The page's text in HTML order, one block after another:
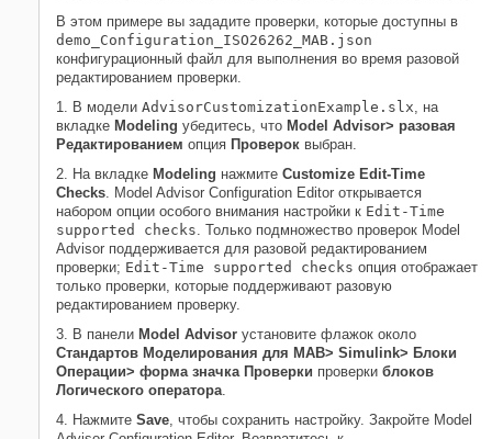
В этом примере вы зададите проверки, которые доступны в
demo_Configuration_ISO26262_MAB.json
конфигурационный файл для выполнения во время разовой
редактированием проверки.
1. В модели AdvisorCustomizationExample.slx , на
вкладке Modeling убедитесь, что Model Advisor> разовая
Редактированием опция Проверок выбран.
2. На вкладке Modeling нажмите Customize Edit-Time
Checks . Model Advisor Configuration Editor открывается
набором опции особого внимания настройки к Edit-Time
supported checks . Только подмножество проверок Model
Advisor поддерживается для разовой редактированием
проверки; Edit-Time supported checks опция отображает
только проверки, которые поддерживают разовую
редактированием проверку.
3. В панели Model Advisor установите флажок около
Стандартов Моделирования для MAB> Simulink> Блоки
Операции> форма значка Проверки проверки блоков
Логического оператора
4. Нажмите Save , чтобы сохранить настройку. Закройте Model